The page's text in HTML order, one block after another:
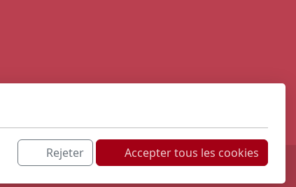
Rejeter Accepter tous les cookies